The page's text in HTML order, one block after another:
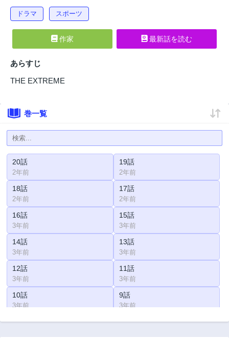
ドラマ スポーツ
作家 最新話を読む
あらすじ
THE EXTREME
巻一覧
20話
2年前
19話
2年前
18話
2年前
17話
2年前
16話
3年前
15話
3年前
14話
3年前
13話
3年前
12話
3年前
11話
3年前
10話
3年前
9話
3年前
8話 7話